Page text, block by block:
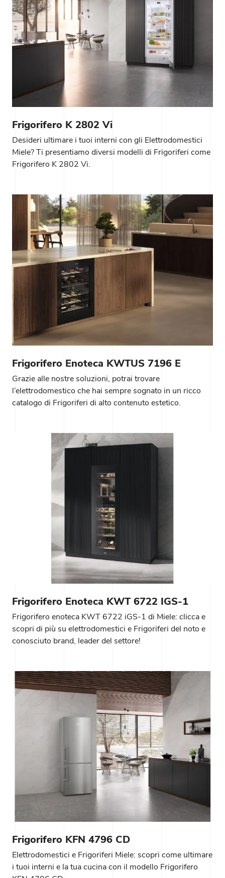
Frigorifero K 2802 Vi
Desideri ultimare i tuoi interni con gli Elettrodomestici
Miele? Ti presentiamo diversi modelli di Frigoriferi come
Frigorifero K 2802 Vi.
Frigorifero Enoteca KWTUS 7196 E
Grazie alle nostre soluzioni, potrai trovare
l’elettrodomestico che hai sempre sognato in un ricco
catalogo di Frigoriferi di alto contenuto estetico.
Frigorifero Enoteca KWT 6722 IGS-1
Frigorifero enoteca KWT 6722 iGS-1 di Miele: clicca e
scopri di più su elettrodomestici e Frigoriferi del noto e
conosciuto brand, leader del settore!
Frigorifero KFN 4796 CD
Elettrodomestici e Frigoriferi Miele: scopri come ultimare
i tuoi interni e la tua cucina con il modello Frigorifero